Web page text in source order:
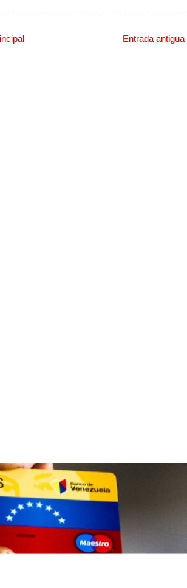
Entrada antigua